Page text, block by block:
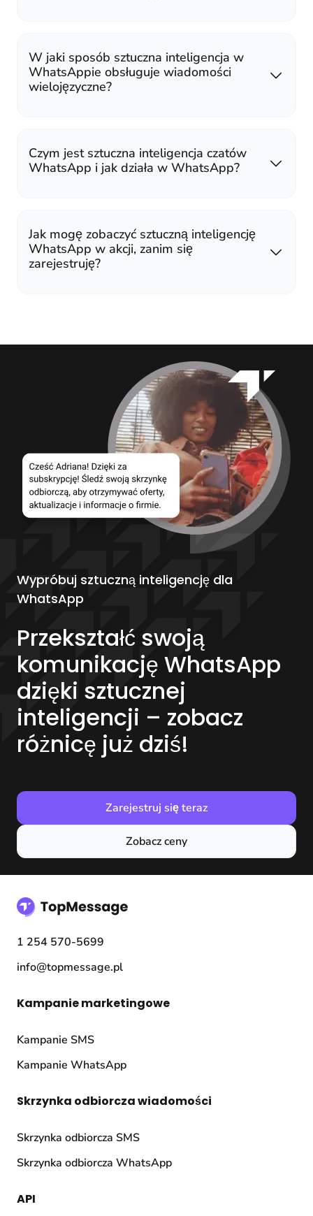
W jaki sposób sztuczna inteligencja w
WhatsAppie obsługuje wiadomości
wielojęzyczne?
Czym jest sztuczna inteligencja czatów
WhatsApp i jak działa w WhatsApp?
Jak mogę zobaczyć sztuczną inteligencję
WhatsApp w akcji, zanim się
zarejestruję?
Wypróbuj sztuczną inteligencję dla
WhatsApp
Przekształć swoją
komunikację WhatsApp
dzięki sztucznej
inteligencji – zobacz
różnicę już dziś!
Zarejestruj się teraz
Zobacz ceny
1 254 570-5699
info@topmessage.pl
Kampanie marketingowe
Kampanie SMS
Kampanie WhatsApp
Skrzynka odbiorcza wiadomości
Skrzynka odbiorcza SMS
Skrzynka odbiorcza WhatsApp
API